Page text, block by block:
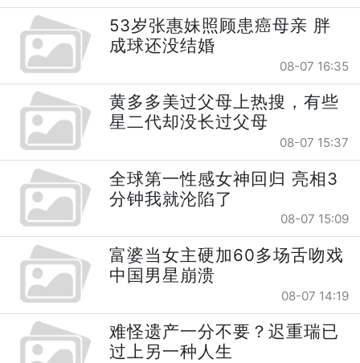
53岁张惠妹照顾患癌母亲 胖
成球还没结婚
08-07 16:35
黄多多美过父母上热搜，有些
星二代却没长过父母
08-07 15:37
全球第一性感女神回归 亮相3
分钟我就沦陷了
08-07 15:09
富婆当女主硬加60多场舌吻戏
中国男星崩溃
08-07 14:19
难怪遗产一分不要？迟重瑞已
过上另一种人生